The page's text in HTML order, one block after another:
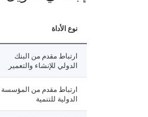
نوع الأداة
ارتباط مقدم من البنك
الدولي للإنشاء والتعمير
ارتباط مقدم من المؤسسة
الدولية للتنمية